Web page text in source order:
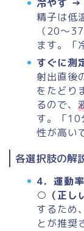
冷やす →
精子は低
（20～
ます。「
すぐに測
射出直後
をたどり
るので、
す。「10
性が高い
各選択肢の解
4．運動
○（正し
するため、
とが推奨